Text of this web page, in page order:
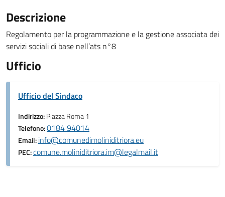
Descrizione
Regolamento per la programmazione e la gestione associata dei
servizi sociali di base nell’ats n°8
Ufficio
Ufficio del Sindaco
Indirizzo:Piazza Roma 1
Telefono:0184 94014
Email:info@comunedimoliniditriora.eu
PEC:comune.moliniditriora.im@legalmail.it